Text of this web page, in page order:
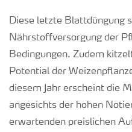
Diese letzte Blattdüngung
Nährstoffversorgung der
Bedingungen. Zudem
Potential der
diesem Jahr erscheint die
angesichts der hohen
erwartenden preislichen